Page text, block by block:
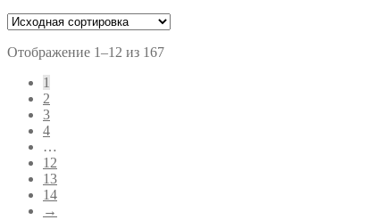
Отображение 1–12 из 167
1
2
3
4
…
12
13
14
→